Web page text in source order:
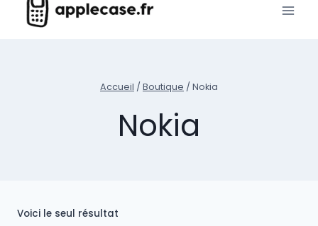
Accueil / Boutique / Nokia
Nokia
Voici le seul résultat